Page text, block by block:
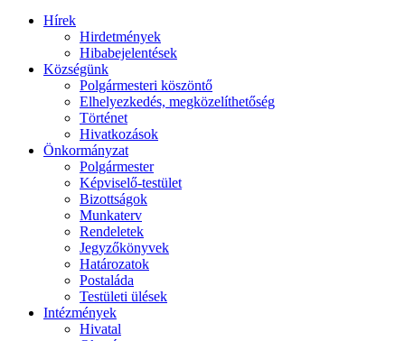
Hírek
Hirdetmények
Hibabejelentések
Községünk
Polgármesteri köszöntő
Elhelyezkedés, megközelíthetőség
Történet
Hivatkozások
Önkormányzat
Polgármester
Képviselő-testület
Bizottságok
Munkaterv
Rendeletek
Jegyzőkönyvek
Határozatok
Postaláda
Testületi ülések
Intézmények
Hivatal